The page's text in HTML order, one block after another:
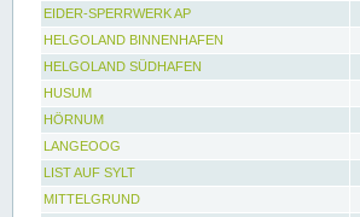
EIDER-SPERRWERK AP
HELGOLAND BINNENHAFEN
HELGOLAND SÜDHAFEN
HUSUM
HÖRNUM
LANGEOOG
LIST AUF SYLT
MITTELGRUND